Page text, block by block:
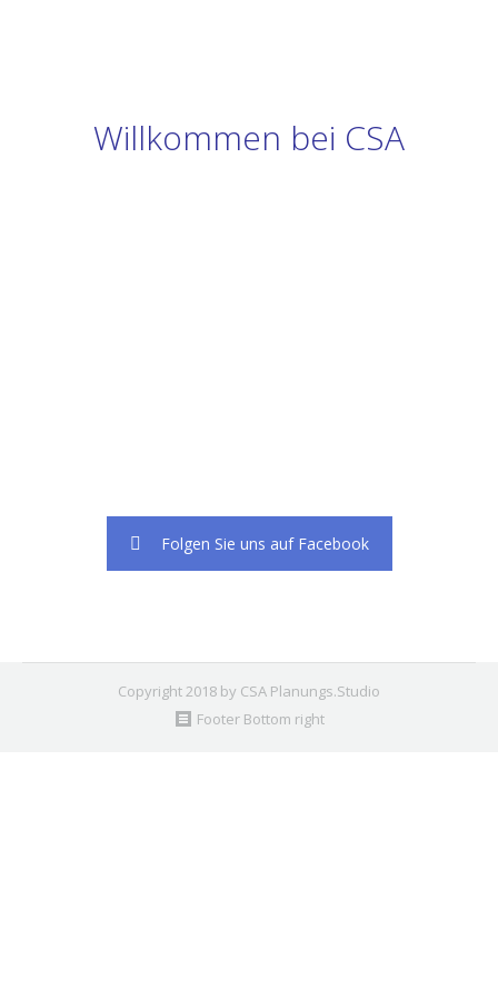
Willkommen bei CSA
Folgen Sie uns auf Facebook
Copyright 2018 by CSA Planungs.Studio
Footer Bottom right